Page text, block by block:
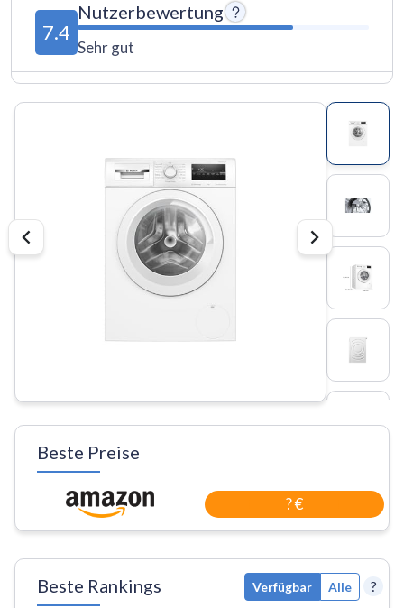
7.4
Nutzerbewertung
Sehr gut
Beste Preise
? €
Beste Rankings Verfügbar Alle ?